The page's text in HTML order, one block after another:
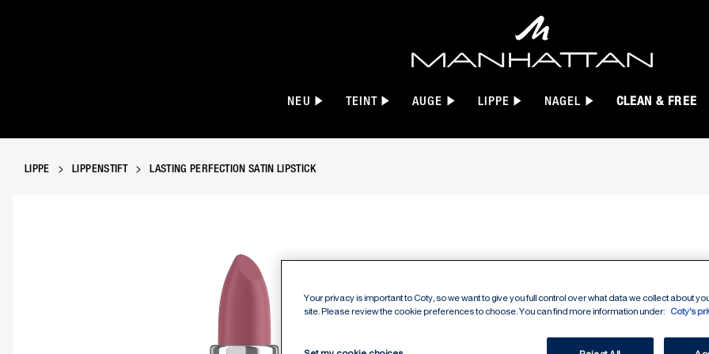
NEU TEINT AUGE LIPPE NAGEL CLEAN & FREE
LIPPE LIPPENSTIFT LASTING PERFECTION SATIN LIPSTICK
SATIN
Your privacy is important to Coty, so we want to give you full control over what data we collect about
site. Please review the cookie preferences to choose. You can find more information under:
Coty's